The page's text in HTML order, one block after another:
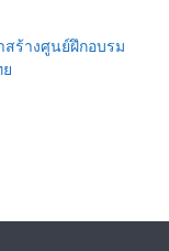
ร้างศูนย์ฝึกอบรม